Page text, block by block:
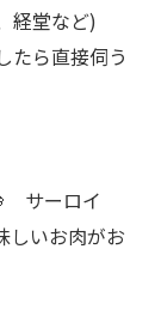
経堂など)
たら直接伺う
サーロイ
しいお肉がお